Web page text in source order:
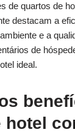
de quartos de
destacam a
e a
de
ideal.
hotel